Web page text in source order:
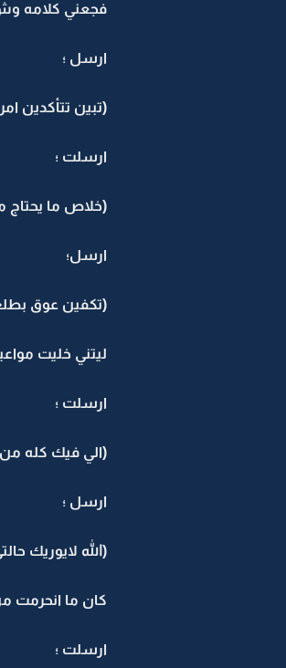
فجعني كلامه
ارسل ؛
(تبين تتأكدين
ارسلت ؛
(خلاص ما
ارسل؛
(تكفين عوق
ليتني خليت
ارسلت ؛
(الي فيك كله من
ارسل ؛
(الله لايوريك
كان ما انحرمت
ارسلت ؛